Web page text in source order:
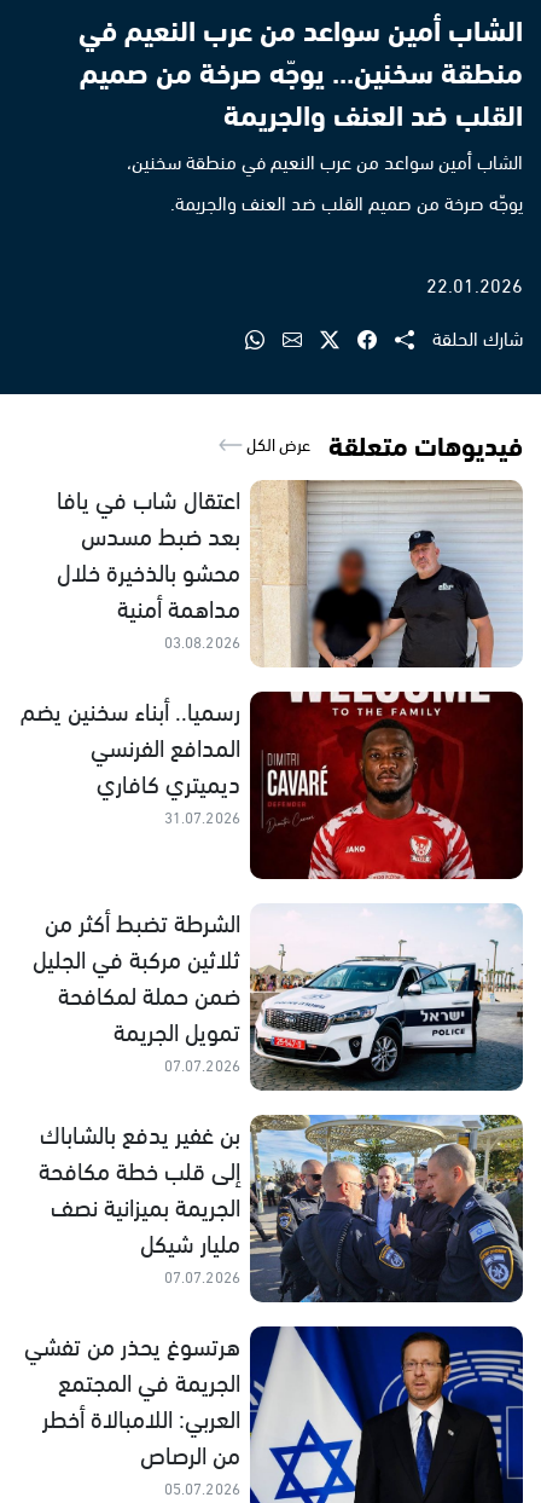
الشاب أمين سواعد من عرب النعيم في
منطقة سخنين... يوجّه صرخة من صميم
القلب ضد العنف والجريمة
الشاب أمين سواعد من عرب النعيم في منطقة سخنين،
يوجّه صرخة من صميم القلب ضد العنف والجريمة.
22.01.2026
شارك الحلقة
فيديوهات متعلقة عرض الكل
اعتقال شاب في يافا
بعد ضبط مسدس
محشو بالذخيرة خلال
مداهمة أمنية
03.08.2026
رسميا.. أبناء سخنين يضم
المدافع الفرنسي
ديميتري كافاري
31.07.2026
الشرطة تضبط أكثر من
ثلاثين مركبة في الجليل
ضمن حملة لمكافحة
تمويل الجريمة
07.07.2026
بن غفير يدفع بالشاباك
إلى قلب خطة مكافحة
الجريمة بميزانية نصف
مليار شيكل
07.07.2026
هرتسوغ يحذر من تفشي
الجريمة في المجتمع
العربي: اللامبالاة أخطر
من الرصاص
05.07.2026